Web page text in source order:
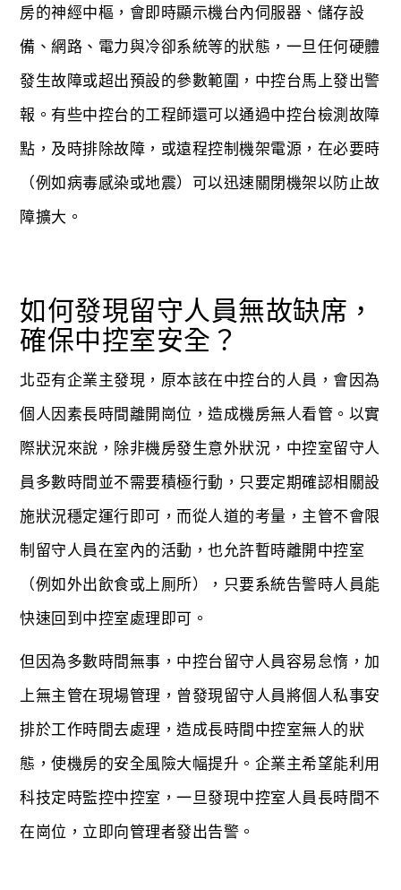
房的神經中樞，會即時顯示機台內伺服器、儲存設
備、網路、電力與冷卻系統等的狀態，一旦任何硬體
發生故障或超出預設的參數範圍，中控台馬上發出警
報。有些中控台的工程師還可以通過中控台檢測故障
點，及時排除故障，或遠程控制機架電源，在必要時
（例如病毒感染或地震）可以迅速關閉機架以防止故
障擴大。
如何發現留守人員無故缺席，
確保中控室安全？
北亞有企業主發現，原本該在中控台的人員，會因為
個人因素長時間離開崗位，造成機房無人看管。以實
際狀況來說，除非機房發生意外狀況，中控室留守人
員多數時間並不需要積極行動，只要定期確認相關設
施狀況穩定運行即可，而從人道的考量，主管不會限
制留守人員在室內的活動，也允許暫時離開中控室
（例如外出飲食或上厠所），只要系統告警時人員能
快速回到中控室處理即可。
但因為多數時間無事，中控台留守人員容易怠惰，加
上無主管在現場管理，曾發現留守人員將個人私事安
排於工作時間去處理，造成長時間中控室無人的狀
態，使機房的安全風險大幅提升。企業主希望能利用
科技定時監控中控室，一旦發現中控室人員長時間不
在崗位，立即向管理者發出告警。